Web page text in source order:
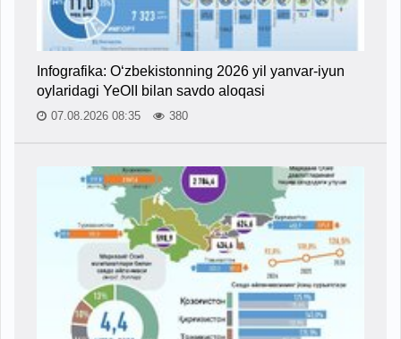
Infografika: O‘zbekistonning 2026 yil yanvar-iyun
oylaridagi YeOII bilan savdo aloqasi
07.08.2026 08:35 380